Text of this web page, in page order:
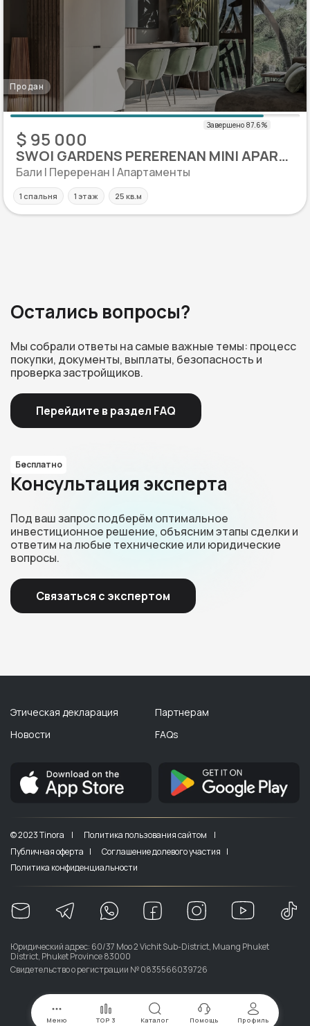
Меню TOP 3 Каталог Помощь Профиль
Продан
$ 95 000
SWOI GARDENS PERERENAN MINI APARTS
Бали | Переренан | Апартаменты
1 спальня 1 этаж 25 кв.м
Остались вопросы?
Мы собрали ответы на самые важные темы: процесс
покупки, документы, выплаты, безопасность и
проверка застройщиков.
Перейдите в раздел FAQ
Бесплатно
Консультация эксперта
Под ваш запрос подберём оптимальное
инвестиционное решение, объясним этапы сделки и
ответим на любые технические или юридические
вопросы.
Связаться с экспертом
Этическая декларация
Новости
Партнерам
FAQs
© 2023 Tinora |
Политика пользования сайтом |
Публичная оферта |
Соглашение долевого участия |
Политика конфиденциальности
Юридический адрес: 60/37 Moo 2 Vichit Sub-District, Muang Phuket
District, Phuket Province 83000
Свидетельство о регистрации № 0835566039726